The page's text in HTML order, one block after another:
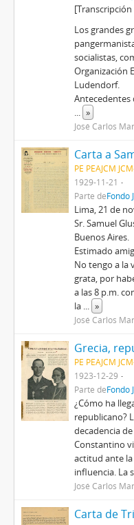
Los grandes
socialistas,
Organización
Ludendorf.
Antecedentes
... »
José Carlos
Carta a
PE PEAJCM
1929-11-21
Parte deFondo
Lima, 21 de
Sr. Samuel
Buenos Aires.
Estimado
No tengo a la
grata, por
a las 8 p.m.
la ... »
José Carlos
Grecia,
PE PEAJCM
1923-12-29
Parte deFondo
¿Cómo ha
republicano?
decadencia
Constantino
actitud ante
influencia. La
José Carlos
Carta de